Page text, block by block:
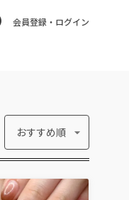
会員登録・ログイン
おすすめ順